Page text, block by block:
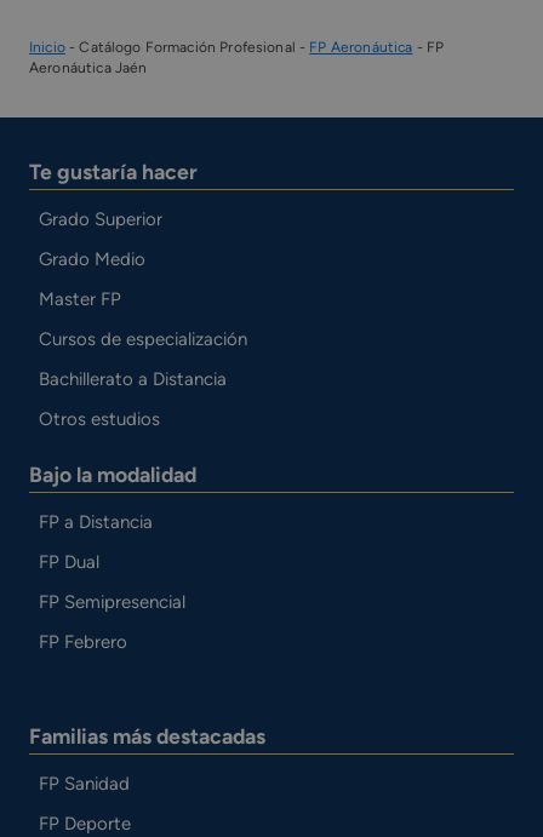
Inicio-Catálogo Formación Profesional - FP Aeronáutica - FP
Aeronáutica Jaén
Te gustaría hacer
Grado Superior
Grado Medio
Master FP
Cursos de especialización
Bachillerato a Distancia
Otros estudios
Bajo la modalidad
FP a Distancia
FP Dual
FP Semipresencial
FP Febrero
Familias más destacadas
FP Sanidad
FP Deporte